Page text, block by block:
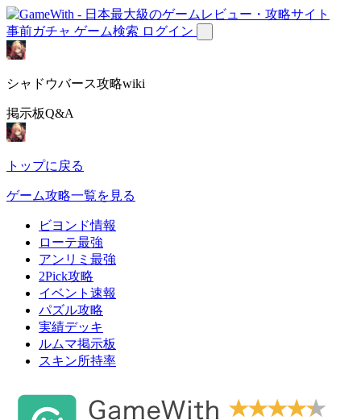
事前ガチャ ゲーム検索 ログイン
シャドウバース攻略wiki
掲示板Q&A
トップに戻る
ゲーム攻略一覧を見る
ビヨンド情報
ローテ最強
アンリミ最強
2Pick攻略
イベント速報
パズル攻略
実績デッキ
ルムマ掲示板
スキン所持率